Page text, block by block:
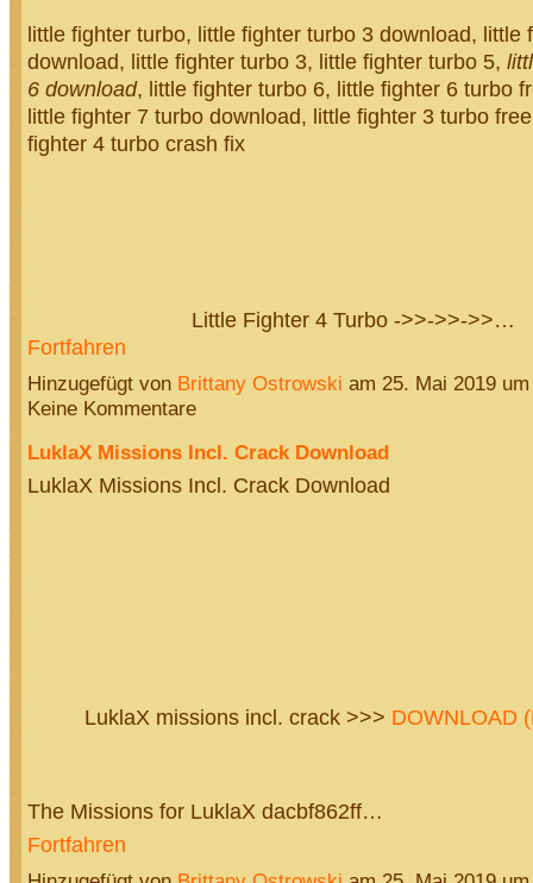
little fighter turbo, little fighter turbo 3 download, little
download, little fighter turbo 3, little fighter turbo 5,
6 download, little fighter turbo 6, little fighter 6 turbo
little fighter 7 turbo download, little fighter 3 turbo
fighter 4 turbo crash fix
Little Fighter 4 Turbo ->>->>->>…
Fortfahren
Hinzugefügt von Brittany Ostrowski am 25. Mai 2019
Keine Kommentare
LuklaX Missions Incl. Crack Download
LuklaX Missions Incl. Crack Download
LuklaX missions incl. crack >>> DOWNLOAD
The Missions for LuklaX dacbf862ff…
Fortfahren